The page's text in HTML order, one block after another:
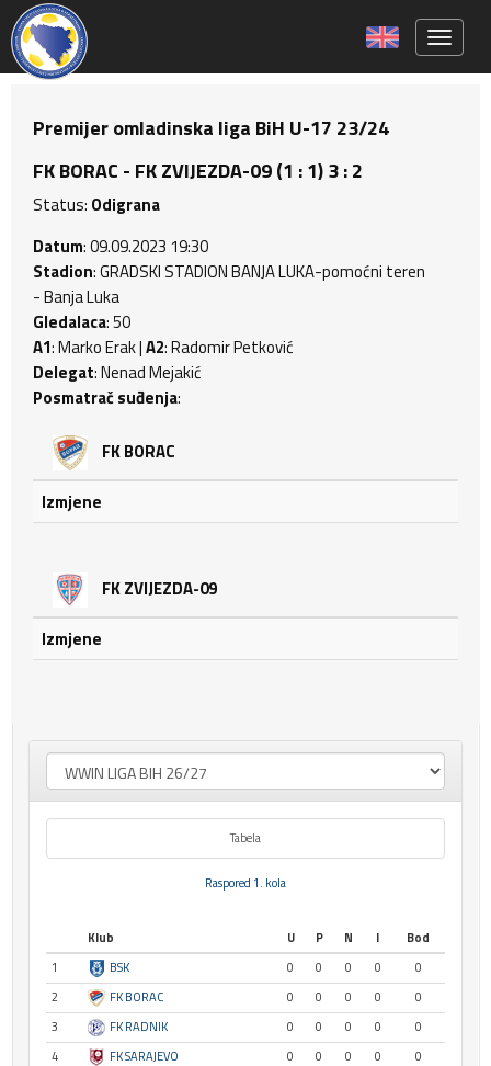
Premijer omladinska liga BiH U-17 23/24
FK BORAC - FK ZVIJEZDA-09 (1 : 1) 3 : 2
Status: Odigrana
Datum: 09.09.2023 19:30
Stadion: GRADSKI STADION BANJA LUKA-pomoćni teren
- Banja Luka
Gledalaca: 50
A1: Marko Erak |A2: Radomir Petković
Delegat: Nenad Mejakić
Posmatrač suđenja:
FK BORAC
Izmjene
FK ZVIJEZDA-09
Izmjene
Tabela
Raspored 1. kola
Klub U P N I
Bod
1
BSK 0 0 0 0
0
2
FK BORAC 0 0 0 0
0
3
FK RADNIK 0 0 0 0
0
4
FK SARAJEVO 0 0 0 0
0